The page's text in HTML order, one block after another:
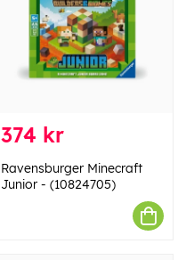
374 kr
Ravensburger Minecraft
Junior - (10824705)